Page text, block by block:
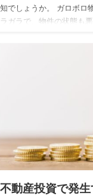
知でしょうか。 ガロボロ
ラガラで、物件の状態も
不動産投資で発